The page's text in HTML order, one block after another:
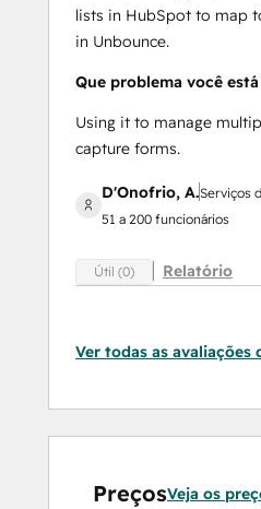
lists in HubSpot to map
in Unbounce.
Que problema você
Using it to manage
capture forms.
D'Onofrio, A.Serviços
51 a 200 funcionários
Útil (0) Relatório
Ver todas as avaliações
PreçosVeja os